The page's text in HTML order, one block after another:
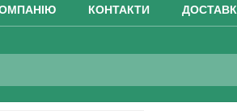
КОНТАКТИ